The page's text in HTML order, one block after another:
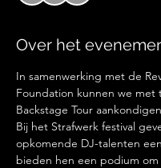
Over het
In samenwerking met de
Foundation kunnen we met
Backstage Tour
Bij het Strafwerk festival
opkomende DJ-talenten
bieden hen een podium om